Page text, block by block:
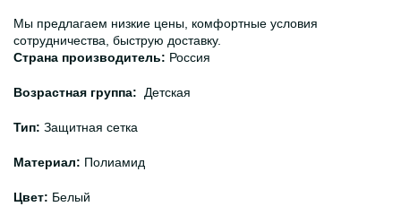
Мы предлагаем низкие цены, комфортные условия
сотрудничества, быструю доставку.
Страна производитель: Россия
Возрастная группа: Детская
Тип: Защитная сетка
Материал: Полиамид
Цвет: Белый